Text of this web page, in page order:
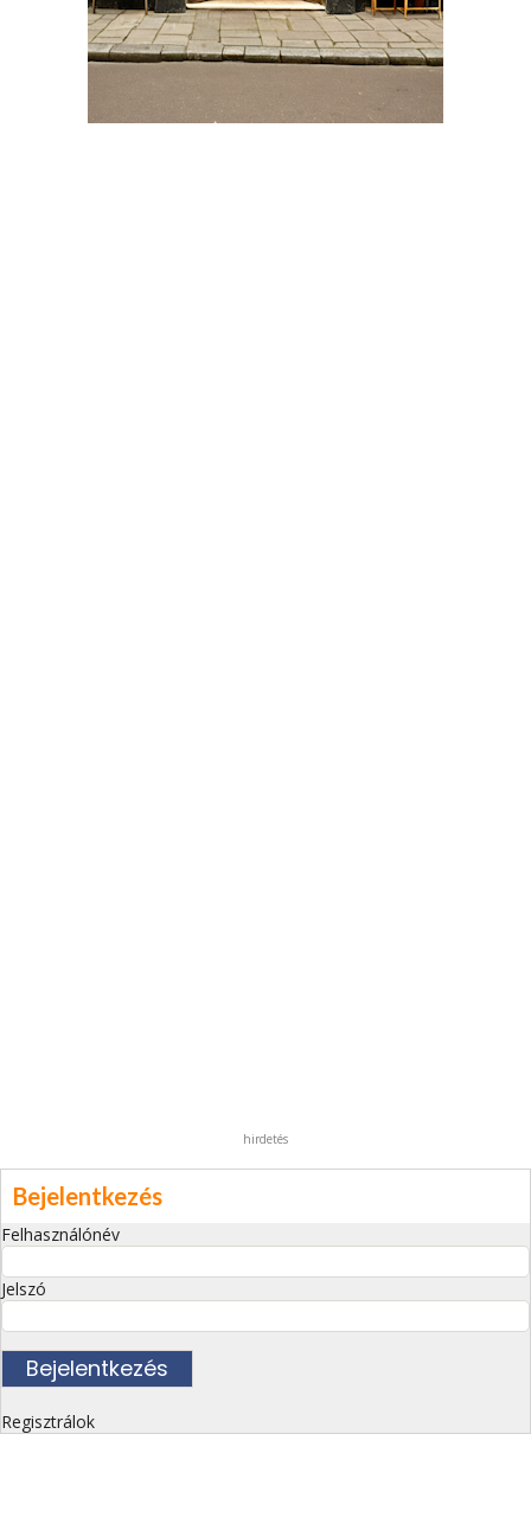
hirdetés
Bejelentkezés
Felhasználónév
Jelszó
Regisztrálok